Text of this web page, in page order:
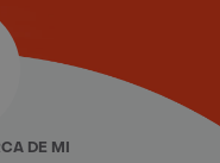
DE MI